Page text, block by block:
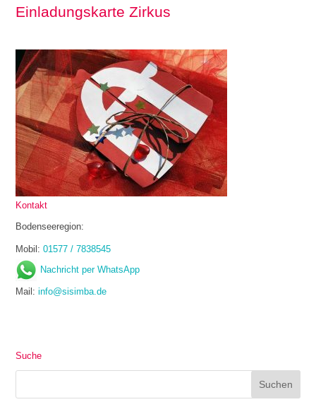
Einladungskarte Zirkus
Kontakt
Bodenseeregion:
Mobil:01577 / 7838545
Nachricht per WhatsApp
Mail:info@sisimba.de
Suche